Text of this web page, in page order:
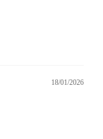
18/01/2026